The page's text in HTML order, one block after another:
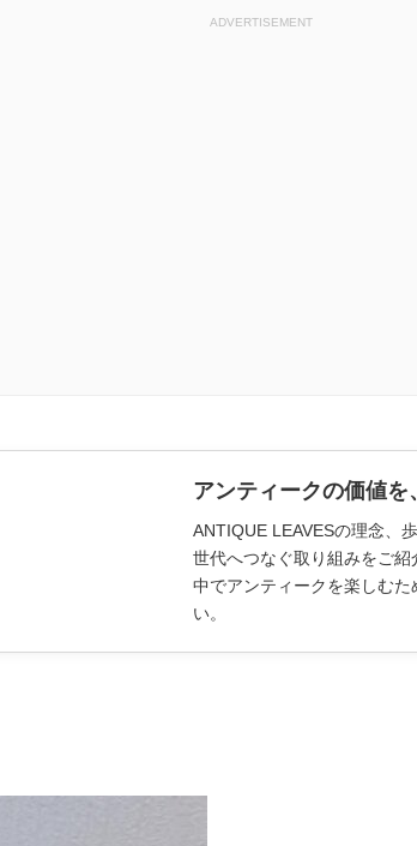
ADVERTISEMENT
アンティークの価値を
ANTIQUE LEAVESの理念、
世代へつなぐ取り組みをご
中でアンティークを楽しむ
い。